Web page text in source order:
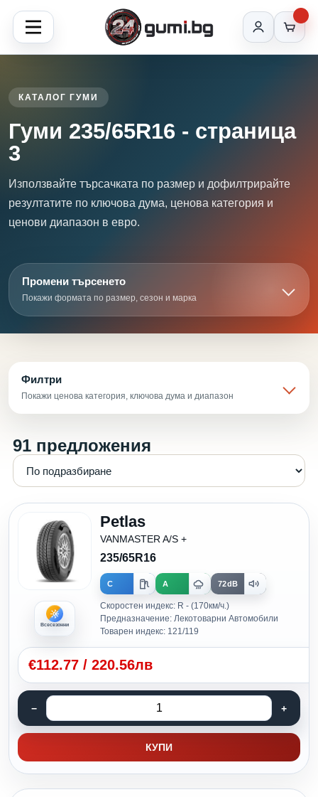
КАТАЛОГ ГУМИ
Гуми 235/65R16 - страница
3
Използвайте търсачката по размер и дофилтрирайте
резултатите по ключова дума, ценова категория и
ценови диапазон в евро.
Промени търсенето
Покажи формата по размер, сезон и марка
Филтри
Покажи ценова категория, ключова дума и диапазон
91 предложения
Всесезонни
Petlas
VANMASTER A/S +
235/65R16
C A 72dB
Скоростен индекс: R - (170км/ч.)
Предназначение: Лекотоварни Автомобили
Товарен индекс: 121/119
€112.77 / 220.56лв
КУПИ